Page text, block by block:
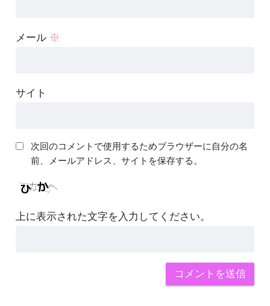
メール ※
サイト
次回のコメントで使用するためブラウザーに自分の名
前、メールアドレス、サイトを保存する。
上に表示された文字を入力してください。